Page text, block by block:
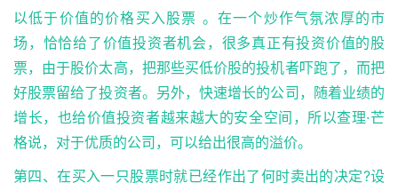
以低于价值的价格买入股票 。在一个炒作气氛浓厚的市
场，恰恰给了价值投资者机会，很多真正有投资价值的股
票，由于股价太高，把那些买低价股的投机者吓跑了，而把
好股票留给了投资者。另外，快速增长的公司，随着业绩的
增长，也给价值投资者越来越大的安全空间，所以查理·芒
格说，对于优质的公司，可以给出很高的溢价。
第四、在买入一只股票时就已经作出了何时卖出的决定?设